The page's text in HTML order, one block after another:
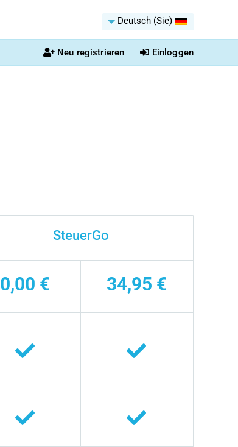
Deutsch (Sie)
Neu registrieren Einloggen
SteuerGo
0,00 € 34,95 €